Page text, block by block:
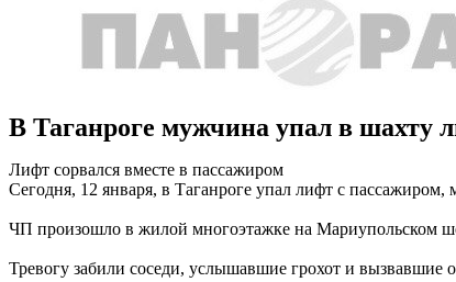
В Таганроге мужчина упал в шахту
Лифт сорвался вместе в пассажиром
Сегодня, 12 января, в Таганроге упал лифт с
ЧП произошло в жилой многоэтажке на Мариупольском
Тревогу забили соседи, услышавшие грохот и вызвавшие